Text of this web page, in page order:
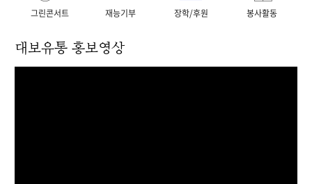
그린콘서트 재능기부 장학/후원 봉사활동
대보유통 홍보영상